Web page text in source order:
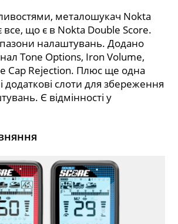
металошукач Nokta
все, що є в Nokta Double Score.
налаштувань. Додано
Tone Options, Iron Volume,
Cap Rejection. Плюс ще одна
додаткові слоти для збереження
Є відмінності у